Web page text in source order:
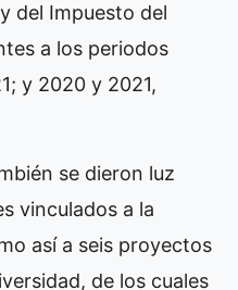
del Impuesto del
a los periodos
y 2020 y 2021,
se dieron luz
vinculados a la
así a seis proyectos
de los cuales